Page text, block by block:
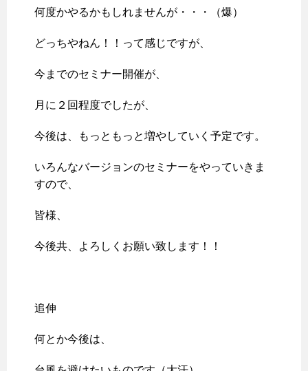
何度かやるかもしれませんが・・・（爆）
どっちやねん！！って感じですが、
今までのセミナー開催が、
月に２回程度でしたが、
今後は、もっともっと増やしていく予定です。
いろんなバージョンのセミナーをやっていきま
すので、
皆様、
今後共、よろしくお願い致します！！
追伸
何とか今後は、